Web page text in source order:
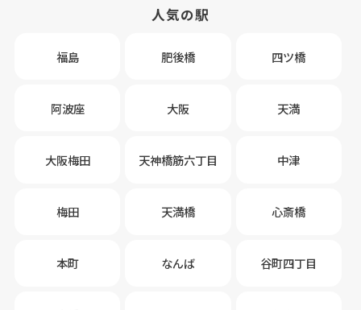
人気の駅
福島 肥後橋 四ツ橋
阿波座 大阪 天満
大阪梅田 天神橋筋六丁目 中津
梅田 天満橋 心斎橋
本町 なんば 谷町四丁目